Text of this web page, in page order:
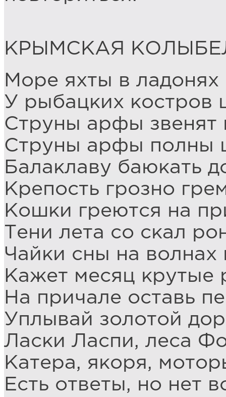
КРЫМСКАЯ
Море яхты в ладонях
У рыбацких костров
Струны арфы звенят
Струны арфы полны
Балаклаву баюкать
Крепость грозно
Кошки греются на
Тени лета со скал
Чайки сны на волнах
Кажет месяц крутые
На причале оставь
Уплывай золотой
Ласки Ласпи, леса
Катера, якоря,
Есть ответы, но нет